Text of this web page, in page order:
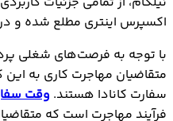
اکسپرس اینتری مطلع شده و
با توجه به فرصت‌های شغلی
متقاضیان مهاجرت کاری به این
سفارت کانادا هستند. وقت
فرآیند مهاجرت است که